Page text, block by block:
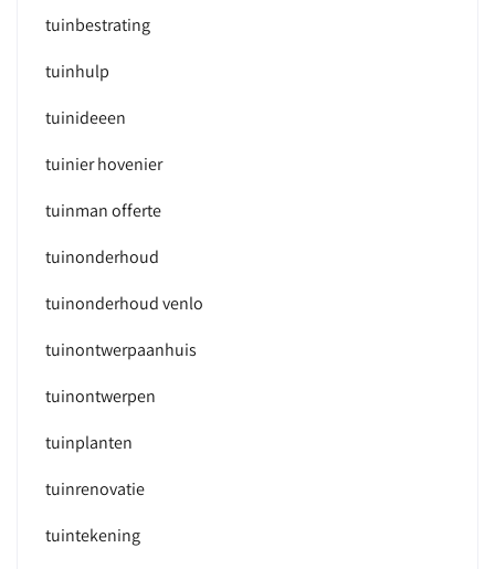
tuinbestrating
tuinhulp
tuinideeen
tuinier hovenier
tuinman offerte
tuinonderhoud
tuinonderhoud venlo
tuinontwerpaanhuis
tuinontwerpen
tuinplanten
tuinrenovatie
tuintekening